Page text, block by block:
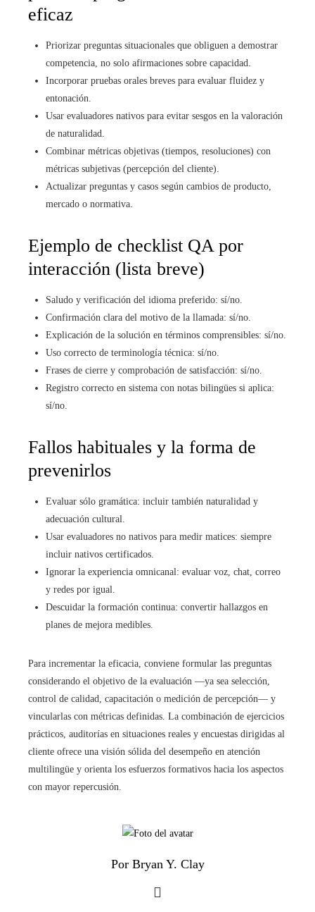
eficaz
Priorizar preguntas situacionales que obliguen a demostrar
competencia, no solo afirmaciones sobre capacidad.
Incorporar pruebas orales breves para evaluar fluidez y
entonación.
Usar evaluadores nativos para evitar sesgos en la valoración
de naturalidad.
Combinar métricas objetivas (tiempos, resoluciones) con
métricas subjetivas (percepción del cliente).
Actualizar preguntas y casos según cambios de producto,
mercado o normativa.
Ejemplo de checklist QA por
interacción (lista breve)
Saludo y verificación del idioma preferido: sí/no.
Confirmación clara del motivo de la llamada: sí/no.
Explicación de la solución en términos comprensibles: sí/no.
Uso correcto de terminología técnica: sí/no.
Frases de cierre y comprobación de satisfacción: sí/no.
Registro correcto en sistema con notas bilingües si aplica:
sí/no.
Fallos habituales y la forma de
prevenirlos
Evaluar sólo gramática: incluir también naturalidad y
adecuación cultural.
Usar evaluadores no nativos para medir matices: siempre
incluir nativos certificados.
Ignorar la experiencia omnicanal: evaluar voz, chat, correo
y redes por igual.
Descuidar la formación continua: convertir hallazgos en
planes de mejora medibles.
Para incrementar la eficacia, conviene formular las preguntas
considerando el objetivo de la evaluación —ya sea selección,
control de calidad, capacitación o medición de percepción— y
vincularlas con métricas definidas. La combinación de ejercicios
prácticos, auditorías en situaciones reales y encuestas dirigidas al
cliente ofrece una visión sólida del desempeño en atención
multilingüe y orienta los esfuerzos formativos hacia los aspectos
con mayor repercusión.
Por Bryan Y. Clay